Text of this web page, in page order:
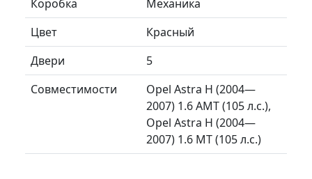
Коробка
Механика
Цвет
Красный
Двери
5
Совместимости
Opel Astra H (2004—
2007) 1.6 AMT (105 л.с.),
Opel Astra H (2004—
2007) 1.6 MT (105 л.с.)